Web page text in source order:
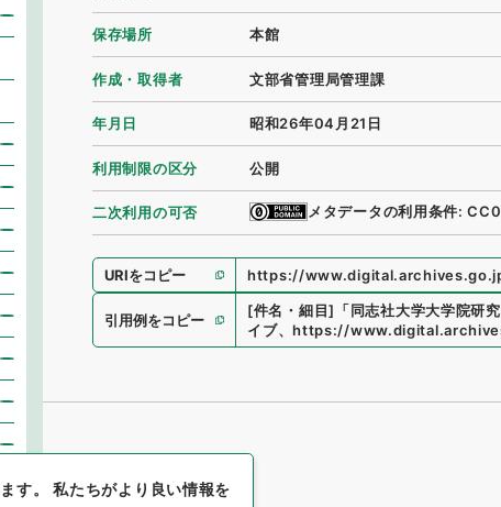
保存場所 本館
作成・取得者 文部省管理局管理課
年月日 昭和26年04月21日
利用制限の区分 公開
二次利用の可否 メタデータの利用条件: CC0
URIをコピー https://
引用例をコピー
[件名・細目] 「同志社大学大学院研
イブ、https://
ます。私たちがより良い情報を